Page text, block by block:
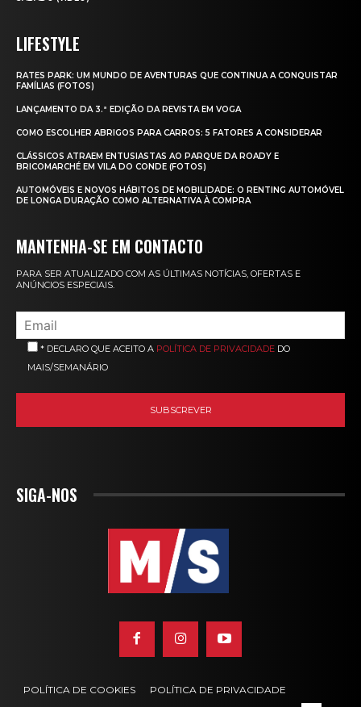
LIFESTYLE
RATES PARK: UM MUNDO DE AVENTURAS QUE CONTINUA A CONQUISTAR
FAMÍLIAS (FOTOS)
LANÇAMENTO DA 3.ª EDIÇÃO DA REVISTA EM VOGA
COMO ESCOLHER ABRIGOS PARA CARROS: 5 FATORES A CONSIDERAR
CLÁSSICOS ATRAEM ENTUSIASTAS AO PARQUE DA ROADY E
BRICOMARCHÉ EM VILA DO CONDE (FOTOS)
AUTOMÓVEIS E NOVOS HÁBITOS DE MOBILIDADE: O RENTING AUTOMÓVEL
DE LONGA DURAÇÃO COMO ALTERNATIVA À COMPRA
MANTENHA-SE EM CONTACTO
PARA SER ATUALIZADO COM AS ÚLTIMAS NOTÍCIAS, OFERTAS E
ANÚNCIOS ESPECIAIS.
* DECLARO QUE ACEITO A POLÍTICA DE PRIVACIDADE DO
MAIS/SEMANÁRIO
SIGA-NOS
POLÍTICA DE COOKIES POLÍTICA DE PRIVACIDADE